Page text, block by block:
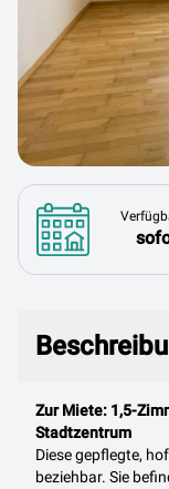
Zur Miete: 1,5-
Stadtzentrum
Diese gepflegte,
beziehbar. Sie